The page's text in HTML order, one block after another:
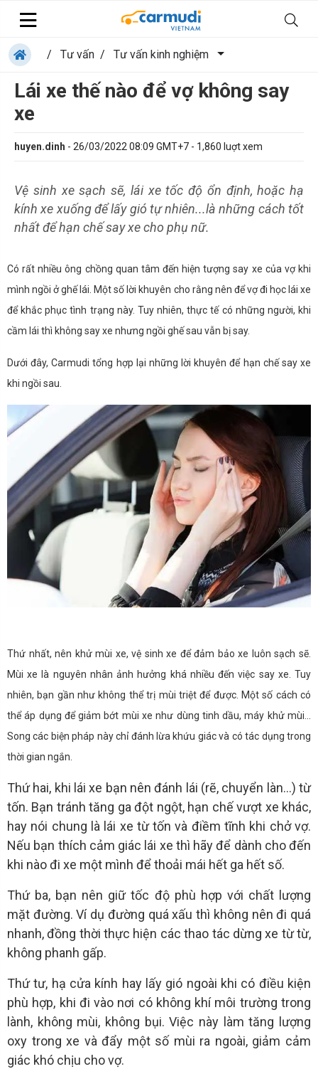
/ Tư vấn / Tư vấn kinh nghiệm
Lái xe thế nào để vợ không say
xe
huyen.dinh - 26/03/2022 08:09 GMT+7 - 1,860 luợt xem
Vệ sinh xe sạch sẽ, lái xe tốc độ ổn định, hoặc hạ
kính xe xuống để lấy gió tự nhiên...là những cách tốt
nhất để hạn chế say xe cho phụ nữ.
Có rất nhiều ông chồng quan tâm đến hiện tượng say xe của vợ khi
mình ngồi ở ghế lái. Một số lời khuyên cho rằng nên để vợ đi học lái xe
để khắc phục tình trạng này. Tuy nhiên, thực tế có những người, khi
cầm lái thì không say xe nhưng ngồi ghế sau vẫn bị say.
Dưới đây, Carmudi tổng hợp lại những lời khuyên để hạn chế say xe
khi ngồi sau.
Thứ nhất, nên khử mùi xe, vệ sinh xe để đảm bảo xe luôn sạch sẽ.
Mùi xe là nguyên nhân ảnh hưởng khá nhiều đến việc say xe. Tuy
nhiên, bạn gần như không thể trị mùi triệt để được. Một số cách có
thể áp dụng để giảm bớt mùi xe như dùng tinh dầu, máy khử mùi...
Song các biện pháp này chỉ đánh lừa khứu giác và có tác dụng trong
thời gian ngắn.
Thứ hai, khi lái xe bạn nên đánh lái (rẽ, chuyển làn...) từ
tốn. Bạn tránh tăng ga đột ngột, hạn chế vượt xe khác,
hay nói chung là lái xe từ tốn và điềm tĩnh khi chở vợ.
Nếu bạn thích cảm giác lái xe thì hãy để dành cho đến
khi nào đi xe một mình để thoải mái hết ga hết số.
Thứ ba, bạn nên giữ tốc độ phù hợp với chất lượng
mặt đường. Ví dụ đường quá xấu thì không nên đi quá
nhanh, đồng thời thực hiện các thao tác dừng xe từ từ,
không phanh gấp.
Thứ tư, hạ cửa kính hay lấy gió ngoài khi có điều kiện
phù hợp, khi đi vào nơi có không khí môi trường trong
lành, không mùi, không bụi. Việc này làm tăng lượng
oxy trong xe và đẩy một số mùi ra ngoài, giảm cảm
giác khó chịu cho vợ.